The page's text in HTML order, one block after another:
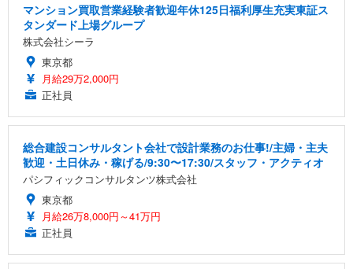
マンション買取営業経験者歓迎年休125日福利厚生充実東証ス
タンダード上場グループ
株式会社シーラ
東京都
月給29万2,000円
正社員
総合建設コンサルタント会社で設計業務のお仕事!/主婦・主夫
歓迎・土日休み・稼げる/9:30〜17:30/スタッフ・アクティオ
パシフィックコンサルタンツ株式会社
東京都
月給26万8,000円～41万円
正社員